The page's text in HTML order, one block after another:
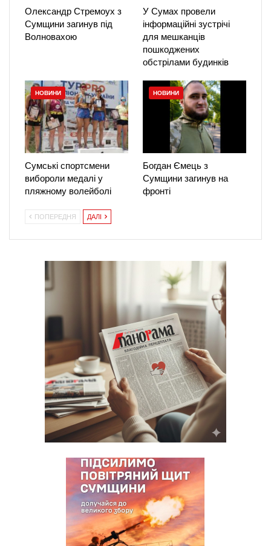
Олександр Стремоух з
Сумщини загинув під
Волновахою
У Сумах провели
інформаційні зустрічі
для мешканців
пошкоджених
обстрілами будинків
НОВИНИ
Сумські спортсмени
вибороли медалі у
пляжному волейболі
НОВИНИ
Богдан Ємець з
Сумщини загинув на
фронті
ПОПЕРЕДНЯ ДАЛІ